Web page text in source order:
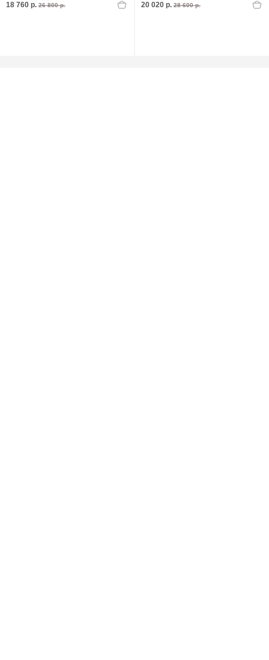
18 760 р. 26 800 р. 20 020 р. 28 600 р.